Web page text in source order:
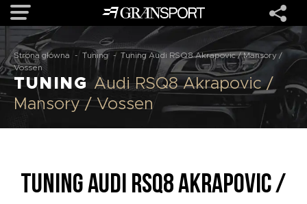
OFERTA
MARKI
O NAS
Strona główna - Tuning - Tuning Audi RSQ8 Akrapovic / Mansory /
Vossen
TUNING Audi RSQ8 Akrapovic /
Mansory / Vossen
TUNING AUDI RSQ8 AKRAPOVIC /